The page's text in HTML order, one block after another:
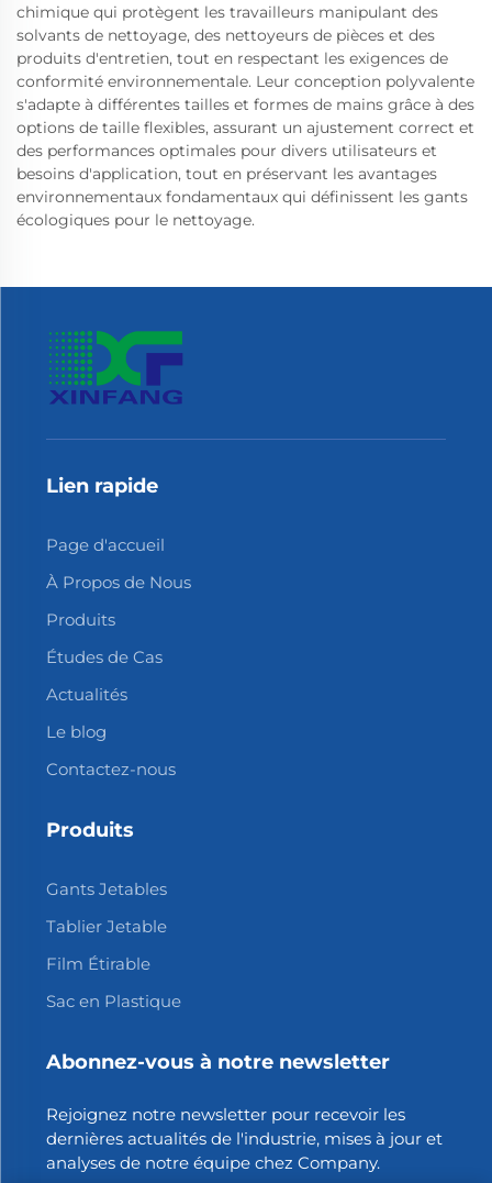
chimique qui protègent les travailleurs manipulant des
solvants de nettoyage, des nettoyeurs de pièces et des
produits d'entretien, tout en respectant les exigences de
conformité environnementale. Leur conception polyvalente
s'adapte à différentes tailles et formes de mains grâce à des
options de taille flexibles, assurant un ajustement correct et
des performances optimales pour divers utilisateurs et
besoins d'application, tout en préservant les avantages
environnementaux fondamentaux qui définissent les gants
écologiques pour le nettoyage.
Lien rapide
Page d'accueil
À Propos de Nous
Produits
Études de Cas
Actualités
Le blog
Contactez-nous
Produits
Gants Jetables
Tablier Jetable
Film Étirable
Sac en Plastique
Abonnez-vous à notre newsletter
Rejoignez notre newsletter pour recevoir les
dernières actualités de l'industrie, mises à jour et
analyses de notre équipe chez Company.